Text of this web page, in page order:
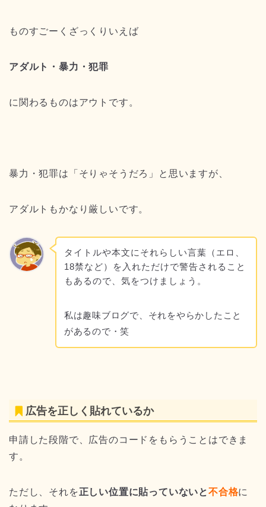
ものすごーくざっくりいえば
アダルト・暴力・犯罪
に関わるものはアウトです。
暴力・犯罪は「そりゃそうだろ」と思いますが、
アダルトもかなり厳しいです。
タイトルや本文にそれらしい言葉（エロ、
18禁など）を入れただけで警告されること
もあるので、気をつけましょう。
私は趣味ブログで、それをやらかしたこと
があるので・笑
広告を正しく貼れているか
申請した段階で、広告のコードをもらうことはできま
す。
ただし、それを正しい位置に貼っていないと不合格に